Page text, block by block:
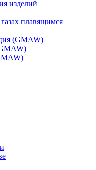
изделий
плавящимся
(GMAW)